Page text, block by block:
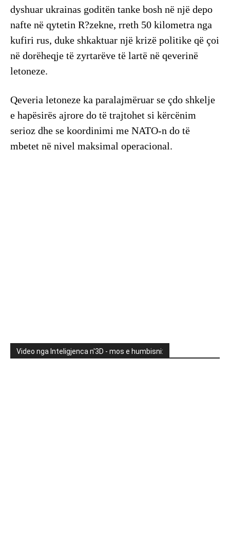
dyshuar ukrainas goditën tanke bosh në një depo
nafte në qytetin R?zekne, rreth 50 kilometra nga
kufiri rus, duke shkaktuar një krizë politike që çoi
në dorëheqje të zyrtarëve të lartë në qeverinë
letoneze.
Qeveria letoneze ka paralajmëruar se çdo shkelje
e hapësirës ajrore do të trajtohet si kërcënim
serioz dhe se koordinimi me NATO-n do të
mbetet në nivel maksimal operacional.
Video nga Inteligjenca n'3D - mos e humbisni: